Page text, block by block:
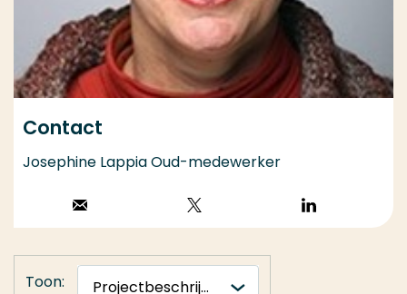
Contact
Josephine Lappia Oud-medewerker
Stuur een email
LinkedIn
Toon: